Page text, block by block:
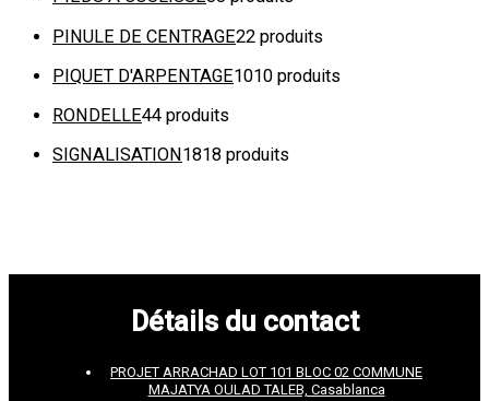
PINULE DE CENTRAGE22 produits
PIQUET D'ARPENTAGE1010 produits
RONDELLE44 produits
SIGNALISATION 1818 produits
Détails du contact
PROJET ARRACHAD LOT 101 BLOC 02 COMMUNE
MAJATYA OULAD TALEB, Casablanca